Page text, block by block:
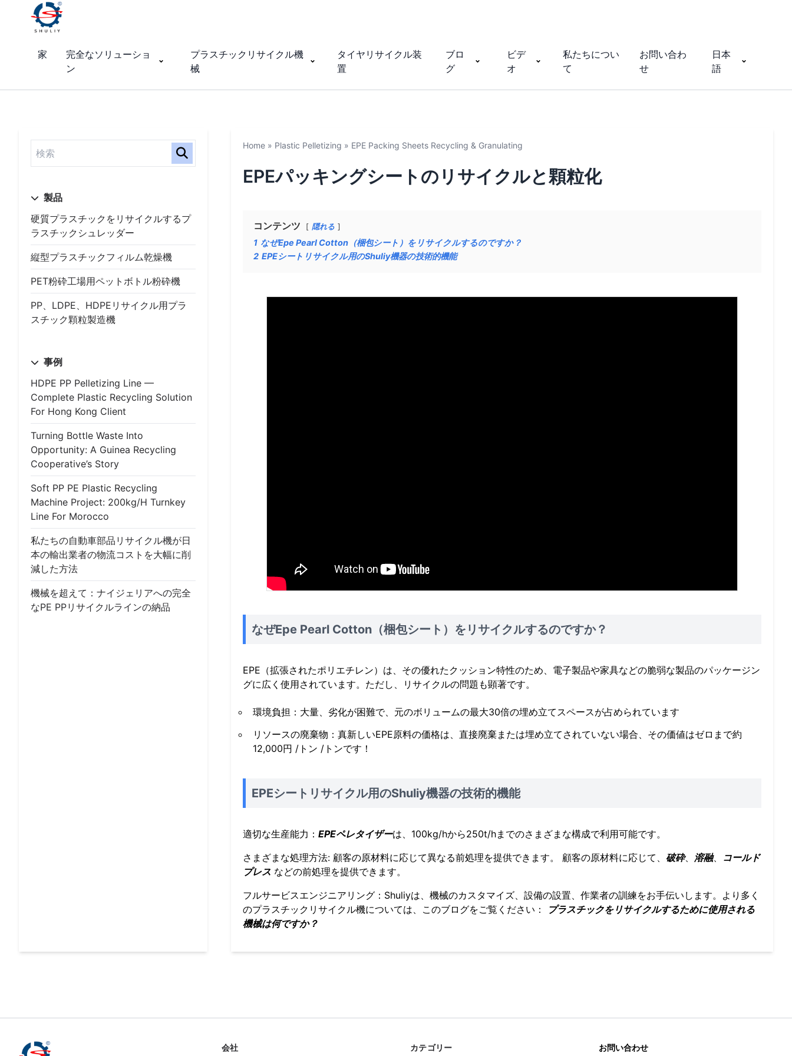
家
完全なソリューショ
ン
プラスチックリサイクル機
械
タイヤリサイクル装
置
ブロ
グ
ビデ
オ
私たちについ
て
お問い合わ
せ
日本
語
製品
硬質プラスチックをリサイクルするプ
ラスチックシュレッダー
縦型プラスチックフィルム乾燥機
PET粉砕工場用ペットボトル粉砕機
PP、LDPE、HDPEリサイクル用プラ
スチック顆粒製造機
事例
HDPE PP Pelletizing Line —
Complete Plastic Recycling Solution
For Hong Kong Client
Turning Bottle Waste Into
Opportunity: A Guinea Recycling
Cooperative’s Story
Soft PP PE Plastic Recycling
Machine Project: 200kg/h Turnkey
Line For Morocco
私たちの自動車部品リサイクル機が日
本の輸出業者の物流コストを大幅に削
減した方法
機械を超えて：ナイジェリアへの完全
なPE PPリサイクルラインの納品
Home » Plastic Pelletizing » EPE Packing Sheets Recycling & Granulating
EPEパッキングシートのリサイクルと顆粒化
コンテンツ 隠れる
1 なぜEpe Pearl Cotton（梱包シート）をリサイクルするのですか？
2 EPEシートリサイクル用のShuliy機器の技術的機能
なぜEpe Pearl Cotton（梱包シート）をリサイクルするのですか？
EPE（拡張されたポリエチレン）は、その優れたクッション特性のため、電子製品や家具などの脆弱な製品のパッケージン
グに広く使用されています。ただし、リサイクルの問題も顕著です。
環境負担：大量、劣化が困難で、元のボリュームの最大30倍の埋め立てスペースが占められています
リソースの廃棄物：真新しいEPE原料の価格は、直接廃棄または埋め立てされていない場合、その価値はゼロまで約
12,000円 /トン /トンです！
EPEシートリサイクル用のShuliy機器の技術的機能
適切な生産能力： EPEペレタイザーは、100kg/hから250t/hまでのさまざまな構成で利用可能です。
さまざまな処理方法: 顧客の原材料に応じて異なる前処理を提供できます。 顧客の原材料に応じて、 破砕、 溶融、 コールド
プレス などの前処理を提供できます。
フルサービスエンジニアリング：Shuliyは、機械のカスタマイズ、設備の設置、作業者の訓練をお手伝いします。より多く
のプラスチックリサイクル機については、このブログをご覧ください：
プラスチックをリサイクルするために使用される
機械は何ですか？
会社 カテゴリー お問い合わせ